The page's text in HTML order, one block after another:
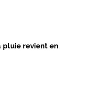
pluie revient en